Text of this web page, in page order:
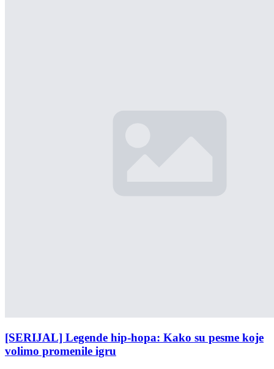
[SERIJAL] Legende hip-hopa: Kako su pesme koje
volimo promenile igru